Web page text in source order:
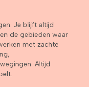
Je blijft altijd
de gebieden waar
met zachte
Altijd